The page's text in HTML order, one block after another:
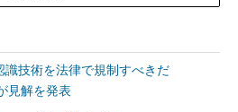
識技術を法律で規制すべきだ
解を発表